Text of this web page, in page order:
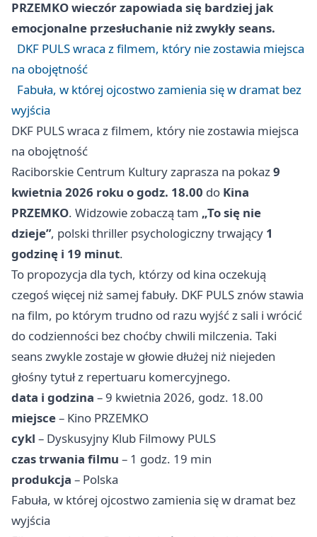
PRZEMKO wieczór zapowiada się bardziej jak
emocjonalne przesłuchanie niż zwykły seans.
DKF PULS wraca z filmem, który nie zostawia miejsca
na obojętność
Fabuła, w której ojcostwo zamienia się w dramat bez
wyjścia
DKF PULS wraca z filmem, który nie zostawia miejsca
na obojętność
Raciborskie Centrum Kultury zaprasza na pokaz9
kwietnia 2026 roku o godz. 18.00 do Kina
PRZEMKO. Widzowie zobaczą tam „To się nie
dzieje”, polski thriller psychologiczny trwający 1
godzinę i 19 minut.
To propozycja dla tych, którzy od kina oczekują
czegoś więcej niż samej fabuły. DKF PULS znów stawia
na film, po którym trudno od razu wyjść z sali i wrócić
do codzienności bez choćby chwili milczenia. Taki
seans zwykle zostaje w głowie dłużej niż niejeden
głośny tytuł z repertuaru komercyjnego.
data i godzina – 9 kwietnia 2026, godz. 18.00
miejsce– Kino PRZEMKO
cykl – Dyskusyjny Klub Filmowy PULS
czas trwania filmu – 1 godz. 19 min
produkcja – Polska
Fabuła, w której ojcostwo zamienia się w dramat bez
wyjścia